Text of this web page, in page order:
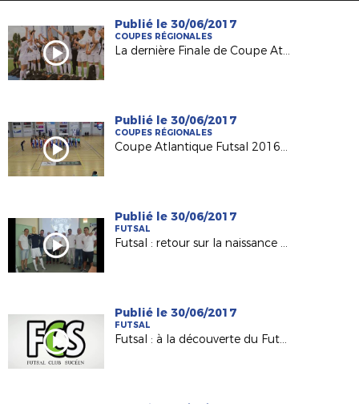
Publié le 30/06/2017
COUPES RÉGIONALES
La dernière Finale de Coupe Atlantique Féminine Crédit-Mutuel !
Publié le 30/06/2017
COUPES RÉGIONALES
Coupe Atlantique Futsal 2016-2017 : revivez la finale remportée par Saint Herblain Pépite FC
Publié le 30/06/2017
FUTSAL
Futsal : retour sur la naissance du Nantes Métropole Futsal (D1)
Publié le 30/06/2017
FUTSAL
Futsal : à la découverte du Futsal Club Sucéen (Sucé sur Erdre)